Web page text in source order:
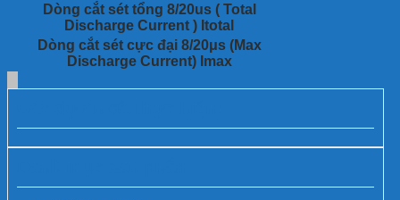
Dòng cắt sét tổng 8/20us ( Total
Discharge Current ) Itotal
Dòng cắt sét cực đại 8/20μs (Max
Discharge Current) Imax